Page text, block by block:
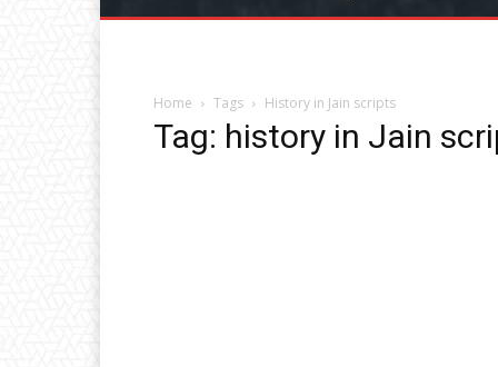
Home Tags History in Jain scripts
Tag: history in Jain